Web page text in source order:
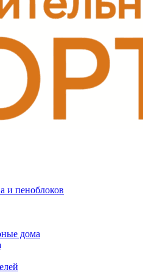
и пеноблоков
дома